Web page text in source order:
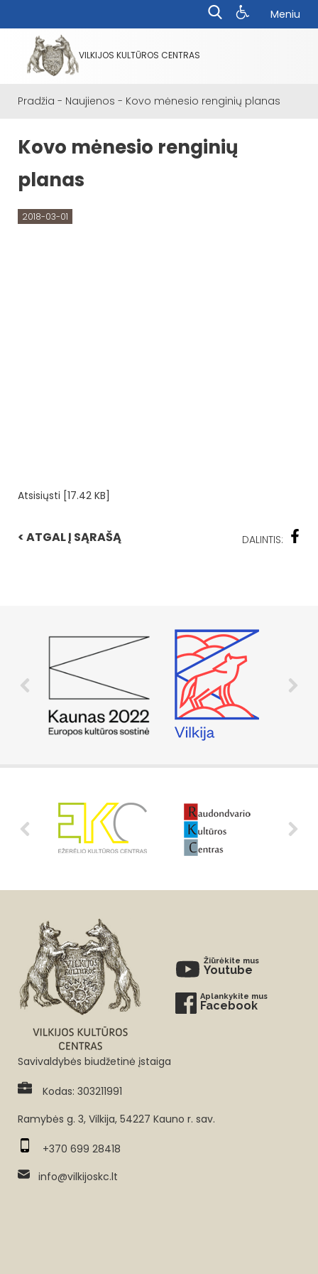
Meniu
VILKIJOS KULTŪROS CENTRAS
Pradžia - Naujienos - Kovo mėnesio renginių planas
Kovo mėnesio renginių
planas
2018-03-01
Atsisiųsti [17.42 KB]
< ATGAL Į SĄRAŠĄ DALINTIS:
Žiūrėkite mus
Youtube
Aplankykite mus
Facebook
Savivaldybės biudžetinė įstaiga
Kodas: 303211991
Ramybės g. 3, Vilkija, 54227 Kauno r. sav.
+370 699 28418
info@vilkijoskc.lt